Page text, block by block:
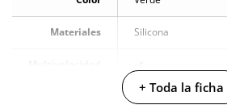
Materiales Silicona
Cargador USB
+ Toda la ficha